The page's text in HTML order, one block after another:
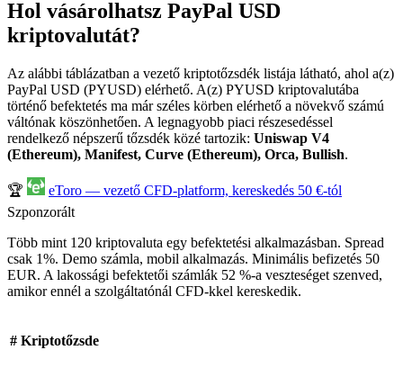
Hol vásárolhatsz PayPal USD
kriptovalutát?
Az alábbi táblázatban a vezető kriptotőzsdék listája látható, ahol a(z)
PayPal USD (PYUSD) elérhető. A(z) PYUSD kriptovalutába
történő befektetés ma már széles körben elérhető a növekvő számú
váltónak köszönhetően. A legnagyobb piaci részesedéssel
rendelkező népszerű tőzsdék közé tartozik: Uniswap V4
(Ethereum), Manifest, Curve (Ethereum), Orca, Bullish.
🏆
eToro — vezető CFD-platform, kereskedés 50 €-tól
Szponzorált
Több mint 120 kriptovaluta egy befektetési alkalmazásban. Spread
csak 1%. Demo számla, mobil alkalmazás. Minimális befizetés 50
EUR. A lakossági befektetői számlák 52 %-a veszteséget szenved,
amikor ennél a szolgáltatónál CFD-kkel kereskedik.
# Kriptotőzsde